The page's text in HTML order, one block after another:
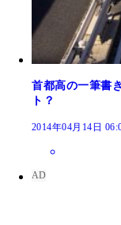
首都高の一筆書
ト？
2014年04月14日